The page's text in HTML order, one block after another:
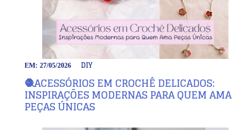
EM: 27/05/2026 DIY
🧶ACESSÓRIOS EM CROCHÊ DELICADOS:
INSPIRAÇÕES MODERNAS PARA QUEM AMA
PEÇAS ÚNICAS